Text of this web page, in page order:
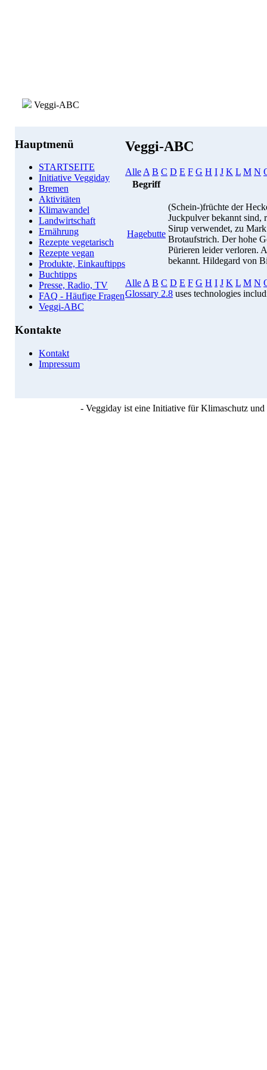
Veggi-ABC
Hauptmenü
STARTSEITE
Initiative Veggiday
Bremen
Aktivitäten
Klimawandel
Landwirtschaft
Ernährung
Rezepte vegetarisch
Rezepte vegan
Produkte, Einkauftipps
Buchtipps
Presse, Radio, TV
FAQ - Häufige Fragen
Veggi-ABC
Kontakte
Kontakt
Impressum
Veggi-ABC
Alle A B C D E F G H I J K L M N
Begriff
Hagebutte
(Schein-)früchte der
Juckpulver bekannt sind,
Sirup verwendet, zu
Brotaufstrich. Der hohe
Pürieren leider verloren.
bekannt. Hildegard von
Alle A B C D E F G H I J K L M N
Glossary 2.8 uses technologies
- Veggiday ist eine Initiative für Klimaschutz